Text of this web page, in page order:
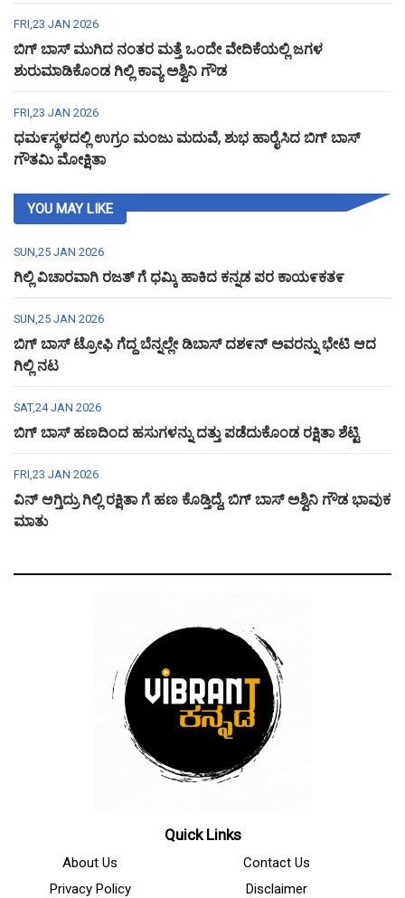
FRI,23 JAN 2026
ಬಿಗ್ ಬಾಸ್ ಮುಗಿದ ನಂತರ ಮತ್ತೆ ಒಂದೇ ವೇದಿಕೆಯಲ್ಲಿ ಜಗಳ
ಶುರುಮಾಡಿಕೊಂಡ ಗಿಲ್ಲಿ ಕಾವ್ಯ ಅಶ್ವಿನಿ ಗೌಡ
FRI,23 JAN 2026
ಧಮ೯ಸ್ಥಳದಲ್ಲಿ ಉಗ್ರಂ ಮಂಜು ಮದುವೆ, ಶುಭ ಹಾರೈಸಿದ ಬಿಗ್ ಬಾಸ್
ಗೌತಮಿ ಮೋಕ್ಷಿತಾ
YOU MAY LIKE
SUN,25 JAN 2026
ಗಿಲ್ಲಿ ವಿಚಾರವಾಗಿ ರಜತ್ ಗೆ ಧಮ್ಕಿ ಹಾಕಿದ ಕನ್ನಡ ಪರ ಕಾಯ೯ಕತ೯
SUN,25 JAN 2026
ಬಿಗ್ ಬಾಸ್ ಟ್ರೋಫಿ ಗೆದ್ದ ಬೆನ್ನಲ್ಲೇ ಡಿಬಾಸ್ ದಶ೯ನ್ ಅವರನ್ನು ಭೇಟಿ ಆದ
ಗಿಲ್ಲಿ ನಟ
SAT,24 JAN 2026
ಬಿಗ್ ಬಾಸ್ ಹಣದಿಂದ ಹಸುಗಳನ್ನು ದತ್ತು ಪಡೆದುಕೊಂಡ ರಕ್ಷಿತಾ ಶೆಟ್ಟಿ
FRI,23 JAN 2026
ವಿನ್ ಆಗ್ತಿದ್ರು ಗಿಲ್ಲಿ ರಕ್ಷಿತಾ ಗೆ ಹಣ ಕೊಡ್ತಿದ್ದೆ, ಬಿಗ್ ಬಾಸ್ ಅಶ್ವಿನಿ ಗೌಡ ಭಾವುಕ
ಮಾತು
Quick Links
About Us
Contact Us
Privacy Policy
Disclaimer